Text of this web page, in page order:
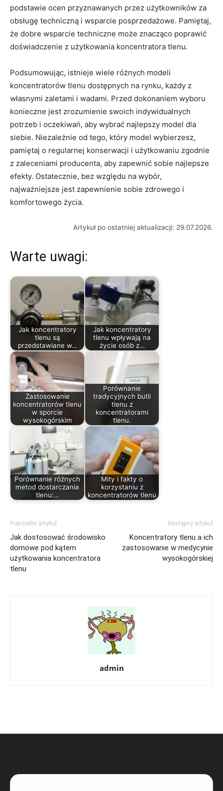
podstawie ocen przyznawanych przez użytkowników za
obsługę techniczną i wsparcie posprzedażowe. Pamiętaj,
że dobre wsparcie techniczne może znacząco poprawić
doświadczenie z użytkowania koncentratora tlenu.
Podsumowując, istnieje wiele różnych modeli
koncentratorów tlenu dostępnych na rynku, każdy z
własnymi zaletami i wadami. Przed dokonaniem wyboru
konieczne jest zrozumienie swoich indywidualnych
potrzeb i oczekiwań, aby wybrać najlepszy model dla
siebie. Niezależnie od tego, który model wybierzesz,
pamiętaj o regularnej konserwacji i użytkowaniu zgodnie
z zaleceniami producenta, aby zapewnić sobie najlepsze
efekty. Ostatecznie, bez względu na wybór,
najważniejsze jest zapewnienie sobie zdrowego i
komfortowego życia.
Artykuł po ostatniej aktualizacji: 29.07.2026.
Warte uwagi:
Jak koncentratory
tlenu są
przedstawiane w…
Jak koncentratory
tlenu wpływają na
życie osób z…
Zastosowanie
koncentratorów tlenu
w sporcie
wysokogórskim
Porównanie
tradycyjnych butli
tlenu z
koncentratorami
tlenu.
Porównanie różnych
metod dostarczania
tlenu:…
Mity i fakty o
korzystaniu z
koncentratorów tlenu
Poprzedni artykuł
Jak dostosować środowisko
domowe pod kątem
użytkowania koncentratora
tlenu
Następny artykuł
Koncentratory tlenu a ich
zastosowanie w medycynie
wysokogórskiej
admin